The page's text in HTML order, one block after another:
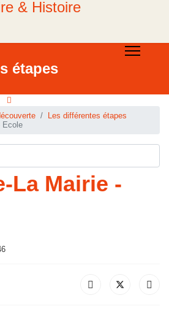
étapes
Les différentes étapes
Ecole
La Mairie -